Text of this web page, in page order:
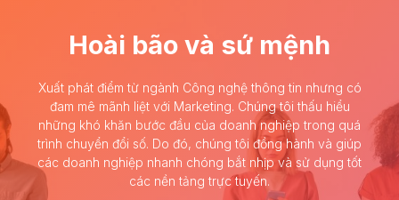
Hoài bão và sứ mệnh
Xuất phát điểm từ ngành Công nghệ thông tin nhưng có
đam mê mãnh liệt với Marketing. Chúng tôi thấu hiểu
những khó khăn bước đầu của doanh nghiệp trong quá
trình chuyển đổi số. Do đó, chúng tôi đồng hành và giúp
các doanh nghiệp nhanh chóng bắt nhịp và sử dụng tốt
các nền tảng trực tuyến.